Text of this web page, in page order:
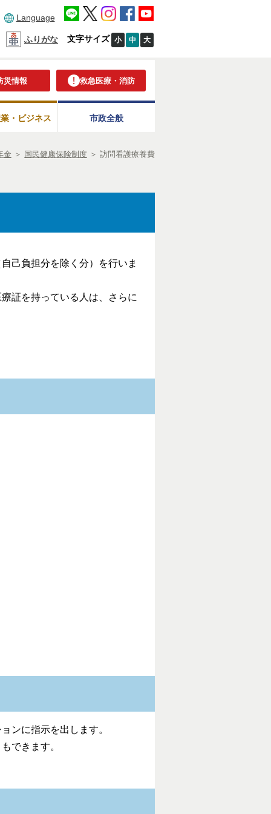
Language
ふりがな 文字サイズ 小 中 大
災情報 救急医療・消防
・ビジネス 市政全般
金 ＞ 国民健康保険制度 ＞ 訪問看護療養費
己負担分を除く分）を行いま
証を持っている人は、さらに
ンに指示を出します。
できます。